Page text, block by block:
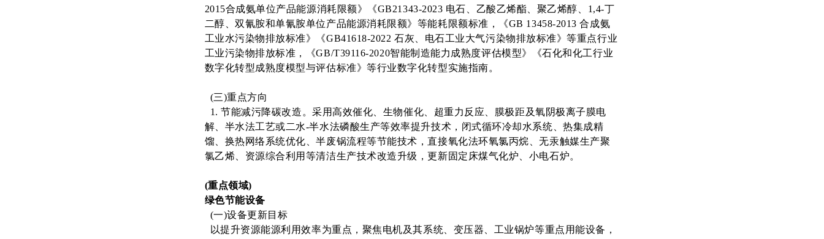
2015合成氨单位产品能源消耗限额》《GB21343-2023 电石、乙酸乙烯酯、聚乙烯醇、1,4-丁
二醇、双氰胺和单氰胺单位产品能源消耗限额》等能耗限额标准，《GB 13458-2013 合成氨
工业水污染物排放标准》《GB41618-2022 石灰、电石工业大气污染物排放标准》等重点行业
工业污染物排放标准，《GB/T39116-2020智能制造能力成熟度评估模型》《石化和化工行业
数字化转型成熟度模型与评估标准》等行业数字化转型实施指南。
(三)重点方向
1. 节能减污降碳改造。采用高效催化、生物催化、超重力反应、膜极距及氧阴极离子膜电
解、半水法工艺或二水-半水法磷酸生产等效率提升技术，闭式循环冷却水系统、热集成精
馏、换热网络系统优化、半废锅流程等节能技术，直接氧化法环氧氯丙烷、无汞触媒生产聚
氯乙烯、资源综合利用等清洁生产技术改造升级，更新固定床煤气化炉、小电石炉。
(重点领域)
绿色节能设备
(一)设备更新目标
以提升资源能源利用效率为重点，聚焦电机及其系统、变压器、工业锅炉等重点用能设备，